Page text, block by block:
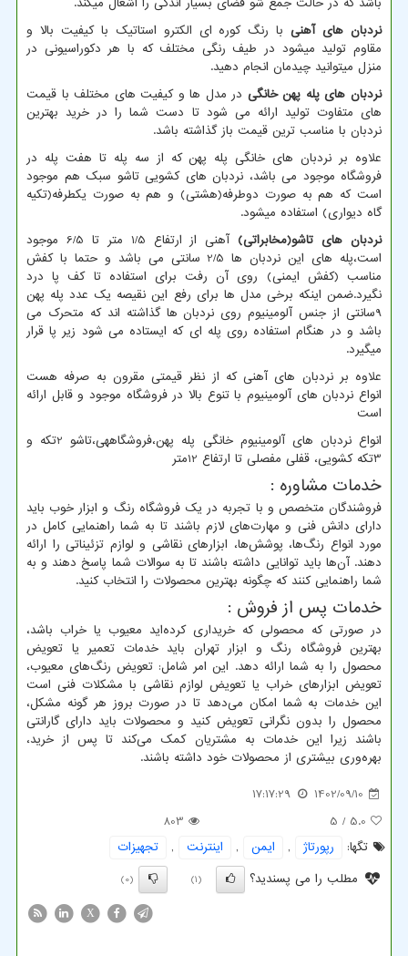
باشد که در حالت جمع شو فضای بسیار اندکی را اشغال میکند.
نردبان های آهنیبا رنگ کوره ای الکترو استاتیک با کیفیت بالا و
مقاوم تولید میشود در طیف رنگی مختلف که با هر دکوراسیونی در
منزل میتوانید چیدمان انجام دهید.
نردبان های پله پهن خانگی در مدل ها و کیفیت های مختلف با قیمت
های متفاوت تولید ارائه می شود تا دست شما را در خرید بهترین
نردبان با مناسب ترین قیمت باز گذاشته باشد.
علاوه بر نردبان های خانگی پله پهن که از سه پله تا هفت پله در
فروشگاه موجود می باشد، نردبان های کشویی تاشو سبک هم موجود
است که هم به صورت دوطرفه(هشتی) و هم به صورت یکطرفه(تکیه
گاه دیواری) استفاده میشود.
نردبان های تاشو(مخابراتی)
آهنی از ارتفاع 1/5 متر تا 6/5 موجود
است،پله های این نردبان ها 2/5 سانتی می باشد و حتما با کفش
مناسب (کفش ایمنی) روی آن رفت برای استفاده تا کف پا درد
نگیرد.ضمن اینکه برخی مدل ها برای رفع این نقیصه یک عدد پله پهن
9سانتی از جنس آلومینیوم روی نردبان ها گذاشته اند که متحرک می
باشد و در هنگام استفاده روی پله ای که ایستاده می شود زیر پا قرار
میگیرد.
علاوه بر نردبان های آهنی که از نظر قیمتی مقرون به صرفه هست
انواع نردبان های آلومینیوم با تنوع بالا در فروشگاه موجود و قابل ارائه
است
انواع نردبان های آلومینیوم خانگی پله پهن،فروشگاههی،تاشو 2تکه و
3تکه کشویی، قفلی مفصلی تا ارتفاع 12متر
خدمات مشاوره :
فروشندگان متخصص و با تجربه در یک فروشگاه رنگ و ابزار خوب باید
دارای دانش فنی و مهارت‌های لازم باشند تا به شما راهنمایی کامل در
مورد انواع رنگ‌ها، پوشش‌ها، ابزارهای نقاشی و لوازم تزئیناتی را ارائه
دهند. آن‌ها باید توانایی داشته باشند تا به سوالات شما پاسخ دهند و به
شما راهنمایی کنند که چگونه بهترین محصولات را انتخاب کنید.
خدمات پس از فروش :
در صورتی که محصولی که خریداری کرده‌اید معیوب یا خراب باشد،
بهترین فروشگاه رنگ و ابزار تهران باید خدمات تعمیر یا تعویض
محصول را به شما ارائه دهد. این امر شامل: تعویض رنگ‌های معیوب،
تعویض ابزارهای خراب یا تعویض لوازم نقاشی با مشکلات فنی است
این خدمات به شما امکان می‌دهد تا در صورت بروز هر گونه مشکل،
محصول را بدون نگرانی تعویض کنید و محصولات باید دارای گارانتی
باشند زیرا این خدمات به مشتریان کمک می‌کند تا پس از خرید،
بهره‌وری بیشتری از محصولات خود داشته باشند.
1402/09/10
17:17:29
5.0
/ 5
803
تگها:
رپورتاژ , ایمن , اینترنت ,
تجهیزات
مطلب را می پسندید؟
(1)
(0)
X